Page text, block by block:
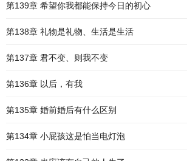
第139章 希望你我都能保持今日的初心
第138章 礼物是礼物、生活是生活
第137章 君不变、则我不变
第136章 以后，有我
第135章 婚前婚后有什么区别
第134章 小屁孩这是怕当电灯泡